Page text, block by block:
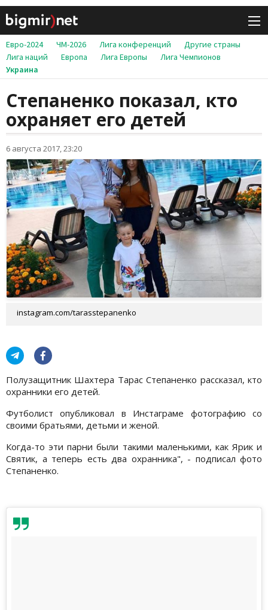
Евро-2024 ЧМ-2026 Лига конференций
Другие страны
Лига наций
Европа Лига Европы
Лига Чемпионов
Украина
Степаненко показал, кто
охраняет его детей
6 августа 2017, 23:20
instagram.com/tarasstepanenko
Полузащитник Шахтера Тарас Степаненко рассказал, кто
охранники его детей.
Футболист опубликовал в Инстаграме фотографию со
своими братьями, детьми и женой.
Когда-то эти парни были такими маленькими, как Ярик и
Святик, а теперь есть два охранника", - подписал фото
Степаненко.